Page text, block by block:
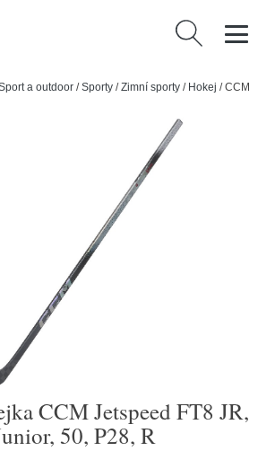
Vyhledávání
a outdoor /Sporty /Zimní sporty / Hokej /CCM
FT8 JR, Junior, 50, P28, R
CCM Jetspeed FT8 JR,
50, P28, R